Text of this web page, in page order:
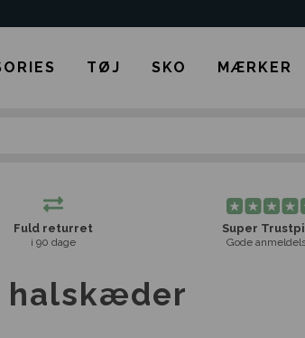
TØJ SKO MÆRKER
Fuld returret
i 90 dage
Super
Gode
halskæder